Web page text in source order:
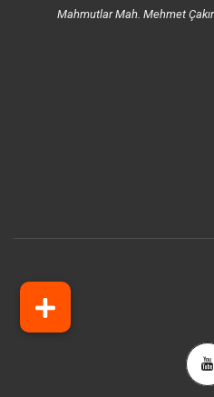
Mahmutlar Mah. Mehmet